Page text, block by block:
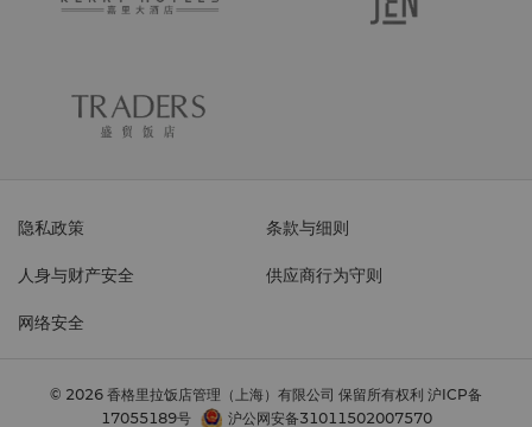
隐私政策 条款与细则
人身与财产安全 供应商行为守则
网络安全
© 2026 香格里拉饭店管理（上海）有限公司 保留所有权利 沪ICP备
17055189号
沪公网安备31011502007570